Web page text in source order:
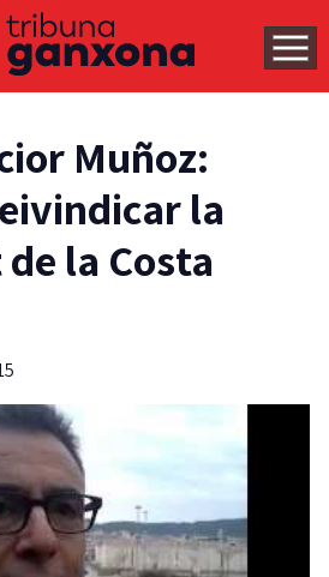
Muñoz:
la
la Costa